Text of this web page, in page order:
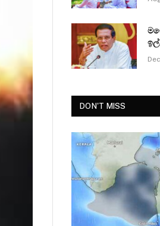
DON'T MISS